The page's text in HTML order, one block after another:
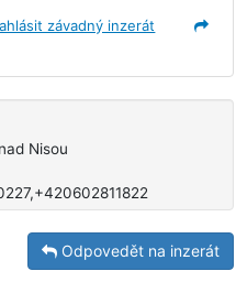
závadný inzerát
Nisou
Odpovedět na inzerát